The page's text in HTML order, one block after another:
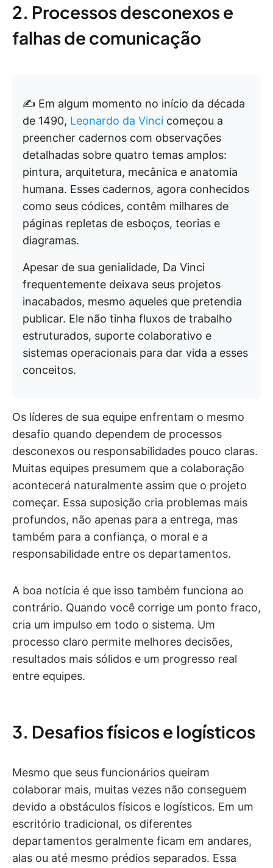
2. Processos desconexos e
falhas de comunicação
✍️ Em algum momento no início da década
de 1490, Leonardo da Vinci começou a
preencher cadernos com observações
detalhadas sobre quatro temas amplos:
pintura, arquitetura, mecânica e anatomia
humana. Esses cadernos, agora conhecidos
como seus códices, contêm milhares de
páginas repletas de esboços, teorias e
diagramas.
Apesar de sua genialidade, Da Vinci
frequentemente deixava seus projetos
inacabados, mesmo aqueles que pretendia
publicar. Ele não tinha fluxos de trabalho
estruturados, suporte colaborativo e
sistemas operacionais para dar vida a esses
conceitos.
Os líderes de sua equipe enfrentam o mesmo
desafio quando dependem de processos
desconexos ou responsabilidades pouco claras.
Muitas equipes presumem que a colaboração
acontecerá naturalmente assim que o projeto
começar. Essa suposição cria problemas mais
profundos, não apenas para a entrega, mas
também para a confiança, o moral e a
responsabilidade entre os departamentos.
A boa notícia é que isso também funciona ao
contrário. Quando você corrige um ponto fraco,
cria um impulso em todo o sistema. Um
processo claro permite melhores decisões,
resultados mais sólidos e um progresso real
entre equipes.
3. Desafios físicos e logísticos
Mesmo que seus funcionários queiram
colaborar mais, muitas vezes não conseguem
devido a obstáculos físicos e logísticos. Em um
escritório tradicional, os diferentes
departamentos geralmente ficam em andares,
alas ou até mesmo prédios separados. Essa